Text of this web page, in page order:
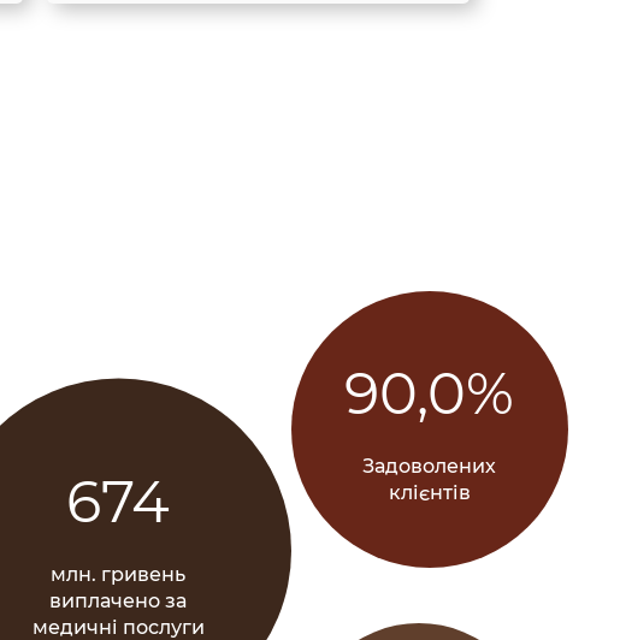
674
млн. гривень
виплачено за
медичні послуги
90,0%
Задоволених
клієнтів